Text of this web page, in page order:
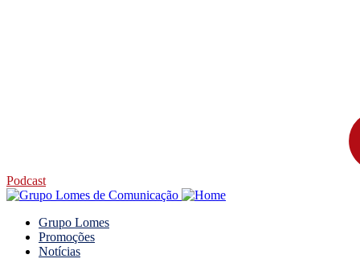
Podcast
Grupo Lomes
Promoções
Notícias